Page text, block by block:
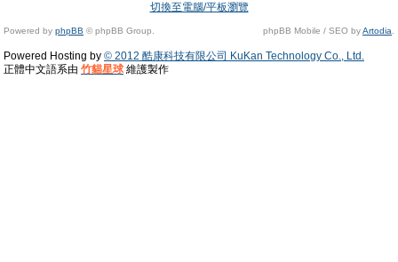
切換至電腦/平板瀏覽
Powered by phpBB © phpBB Group. phpBB Mobile / SEO byArtodia
Powered Hosting by © 2012 酷康科技有限公司 KuKan Technology Co., Ltd.
正體中文語系由 竹貓星球 維護製作